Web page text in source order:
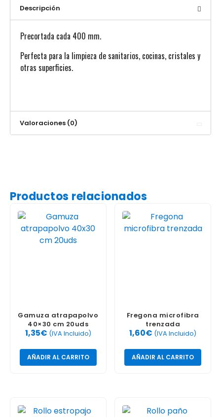
Descripción
Precortada cada 400 mm.
Perfecta para la limpieza de sanitarios, cocinas, cristales y
otras superficies.
Valoraciones (0)
Productos relacionados
Gamuza atrapapolvo
40×30 cm 20uds
1,35€ (IVA Incluido)
AÑADIR AL CARRITO
Fregona microfibra
trenzada
1,60€ (IVA Incluido)
AÑADIR AL CARRITO